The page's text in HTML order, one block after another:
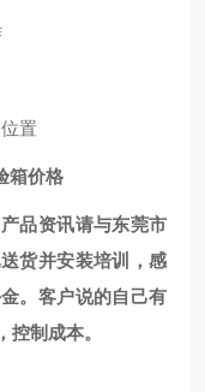
置
品资讯请与东莞市
货并安装培训，感
。客户说的自己有
制成本。